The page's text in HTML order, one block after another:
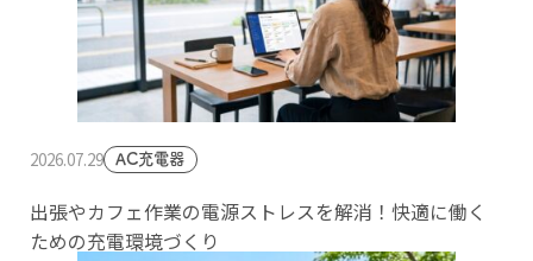
2026.07.29 AC充電器
出張やカフェ作業の電源ストレスを解消！快適に働く
ための充電環境づくり